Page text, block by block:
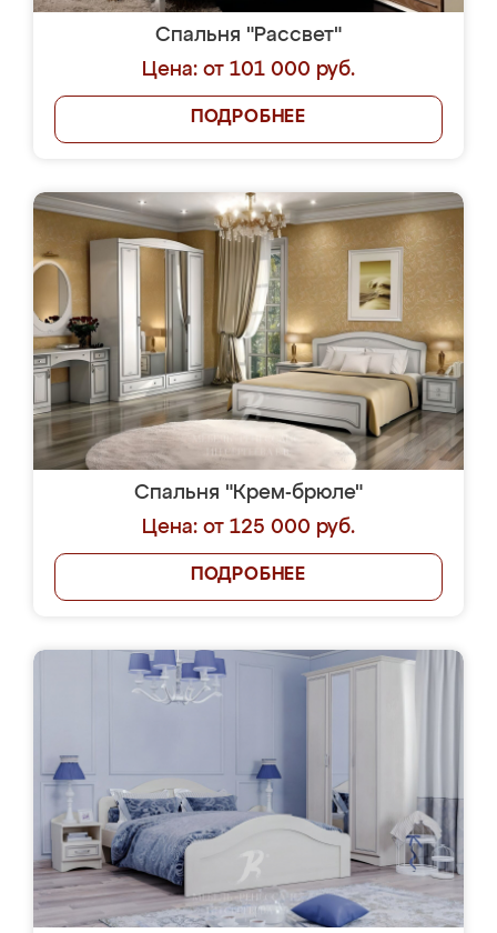
Спальня "Рассвет"
Цена: от 101 000 руб.
ПОДРОБНЕЕ
Спальня "Крем-брюле"
Цена: от 125 000 руб.
ПОДРОБНЕЕ